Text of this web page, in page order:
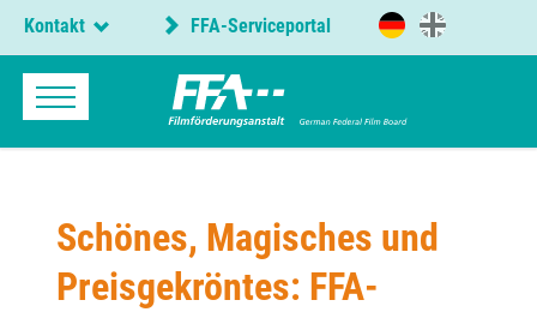
Kontakt FFA-Serviceportal
Schönes, Magisches und
Preisgekröntes: FFA-